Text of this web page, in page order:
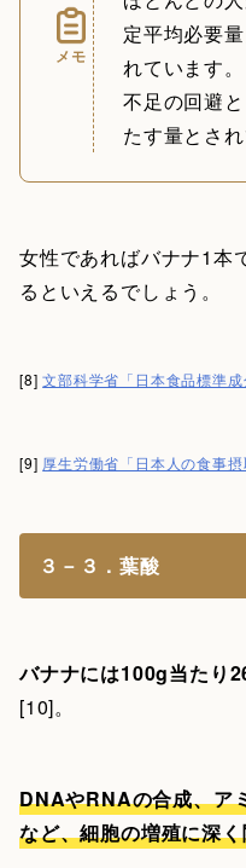
メモ
定平均必要
れています
不足の回避
たす量とされ
女性であればバナナ1本
るといえるでしょう。
[8]文部科学省「日本食品標準
[9] 厚生労働省「日本人の食事摂
３－３．葉酸
バナナには100g当たり
[10]。
DNAやRNAの合成、ア
など、細胞の増殖に深